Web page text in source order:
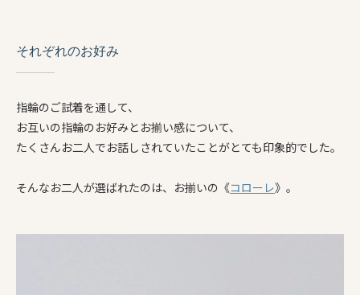
それぞれのお好み
指輪のご試着を通して、
お互いの指輪のお好みとお揃い感について、
たくさんお二人でお話しされていたことがとても印象的でした。
そんなお二人が選ばれたのは、お揃いの《コローレ》。